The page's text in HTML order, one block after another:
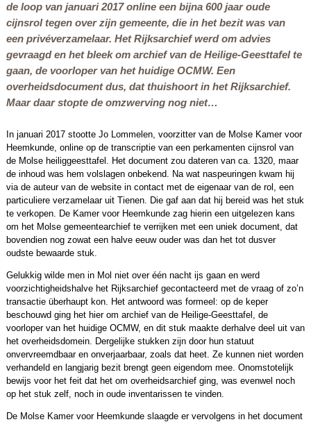
de loop van januari 2017 online een bijna 600 jaar oude
cijnsrol tegen over zijn gemeente, die in het bezit was van
een privéverzamelaar. Het Rijksarchief werd om advies
gevraagd en het bleek om archief van de Heilige-Geesttafel te
gaan, de voorloper van het huidige OCMW. Een
overheidsdocument dus, dat thuishoort in het Rijksarchief.
Maar daar stopte de omzwerving nog niet…
In januari 2017 stootte Jo Lommelen, voorzitter van de Molse Kamer voor
Heemkunde, online op de transcriptie van een perkamenten cijnsrol van
de Molse heiliggeesttafel. Het document zou dateren van ca. 1320, maar
de inhoud was hem volslagen onbekend. Na wat naspeuringen kwam hij
via de auteur van de website in contact met de eigenaar van de rol, een
particuliere verzamelaar uit Tienen. Die gaf aan dat hij bereid was het stuk
te verkopen. De Kamer voor Heemkunde zag hierin een uitgelezen kans
om het Molse gemeentearchief te verrijken met een uniek document, dat
bovendien nog zowat een halve eeuw ouder was dan het tot dusver
oudste bewaarde stuk.
Gelukkig wilde men in Mol niet over één nacht ijs gaan en werd
voorzichtigheidshalve het Rijksarchief gecontacteerd met de vraag of zo’n
transactie überhaupt kon. Het antwoord was formeel: op de keper
beschouwd ging het hier om archief van de Heilige-Geesttafel, de
voorloper van het huidige OCMW, en dit stuk maakte derhalve deel uit van
het overheidsdomein. Dergelijke stukken zijn door hun statuut
onvervreemdbaar en onverjaarbaar, zoals dat heet. Ze kunnen niet worden
verhandeld en langjarig bezit brengt geen eigendom mee. Onomstotelijk
bewijs voor het feit dat het om overheidsarchief ging, was evenwel noch
op het stuk zelf, noch in oude inventarissen te vinden.
De Molse Kamer voor Heemkunde slaagde er vervolgens in het document